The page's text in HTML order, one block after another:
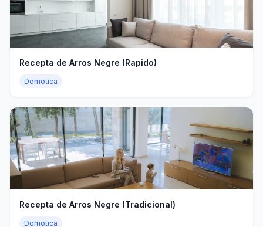
Recepta de Arros Negre (Rapido)
Domotica
Recepta de Arros Negre (Tradicional)
Domotica